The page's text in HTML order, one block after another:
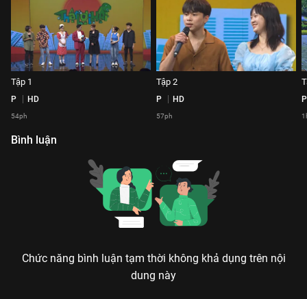
Tập 1
P HD
54ph
Tập 2
P HD
57ph
P
Bình luận
Chức năng bình luận tạm thời không khả dụng trên nội
dung này